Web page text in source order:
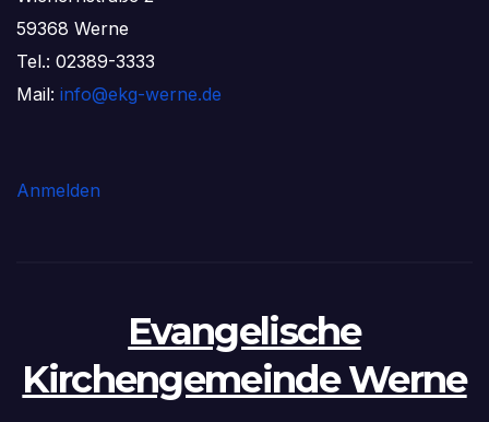
59368 Werne
Tel.: 02389-3333
Mail: info@ekg-werne.de
Anmelden
Evangelische
Kirchengemeinde Werne